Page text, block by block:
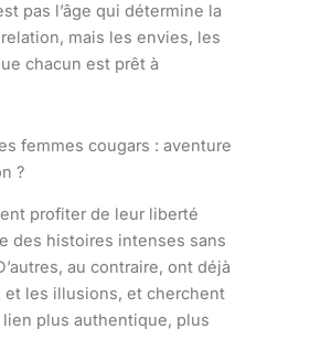
pas l’âge qui détermine la
mais les envies, les
chacun est prêt à
femmes cougars : aventure
?
profiter de leur liberté
des histoires intenses sans
au contraire, ont déjà
et les illusions, et cherchent
lien plus authentique, plus